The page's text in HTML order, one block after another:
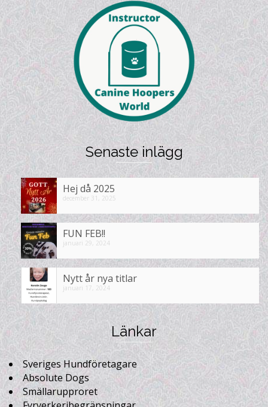
Senaste inlägg
Hej då 2025
december 31, 2025
FUN FEB!!
januari 29, 2024
Nytt år nya titlar
januari 17, 2024
Länkar
Sveriges Hundföretagare
Absolute Dogs
Smällarupproret